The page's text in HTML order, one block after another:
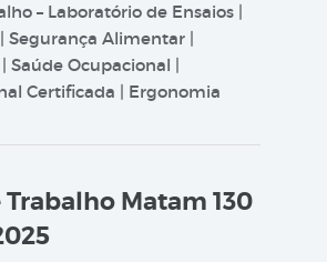
– Laboratório de Ensaios |
Segurança Alimentar |
Saúde Ocupacional |
Certificada | Ergonomia
Matam 130